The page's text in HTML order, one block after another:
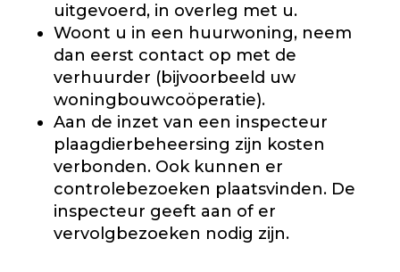
uitgevoerd, in overleg met u.
Woont u in een huurwoning, neem
dan eerst contact op met de
verhuurder (bijvoorbeeld uw
woningbouwcoöperatie).
Aan de inzet van een inspecteur
plaagdierbeheersing zijn kosten
verbonden. Ook kunnen er
controlebezoeken plaatsvinden. De
inspecteur geeft aan of er
vervolgbezoeken nodig zijn.